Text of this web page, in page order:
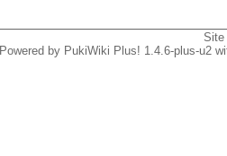
Powered by PukiWiki Plus! 1.4.6-plus-u2